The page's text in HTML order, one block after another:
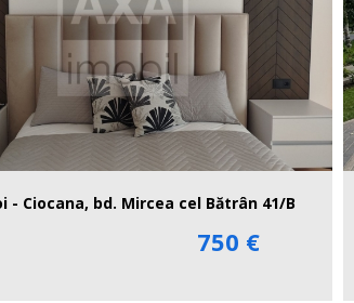
- Ciocana, bd. Mircea cel Bătrân 41/B
750 €